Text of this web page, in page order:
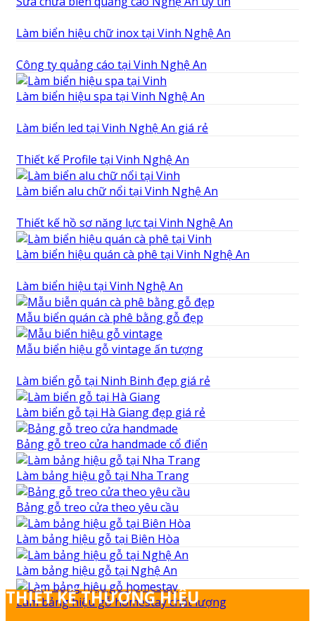
Làm biển hiệu chữ inox tại Vinh Nghệ An
Công ty quảng cáo tại Vinh Nghệ An
Làm biển hiệu spa tại Vinh Nghệ An
Làm biển led tại Vinh Nghệ An giá rẻ
Thiết kế Profile tại Vinh Nghệ An
Làm biển alu chữ nổi tại Vinh Nghệ An
Thiết kế hồ sơ năng lực tại Vinh Nghệ An
Làm biển hiệu quán cà phê tại Vinh Nghệ An
Làm biển hiệu tại Vinh Nghệ An
Mẫu biển quán cà phê bằng gỗ đẹp
Mẫu biển hiệu gỗ vintage ấn tượng
Làm biển gỗ tại Ninh Binh đẹp giá rẻ
Làm biển gỗ tại Hà Giang đẹp giá rẻ
Bảng gỗ treo cửa handmade cổ điển
Làm bảng hiệu gỗ tại Nha Trang
Bảng gỗ treo cửa theo yêu cầu
Làm bảng hiệu gỗ tại Biên Hòa
Làm bảng hiệu gỗ tại Nghệ An
Làm bảng hiệu gỗ homestay chất lượng
THIẾT KẾ THƯƠNG HIỆU